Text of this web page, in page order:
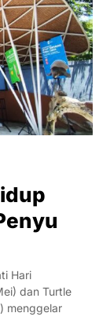
Hari
dan Turtle
menggelar